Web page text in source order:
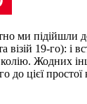
ми підійшли до
візій 19-го):
Жодних
до цієї